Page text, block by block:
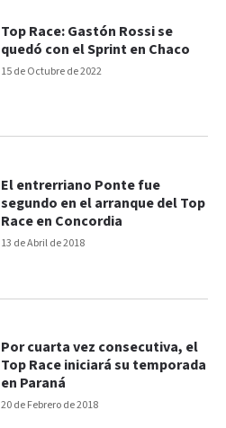
15 de Octubre de 2022
Top Race: Gastón Rossi se
quedó con el Sprint en Chaco
13 de Abril de 2018
El entrerriano Ponte fue
segundo en el arranque del Top
Race en Concordia
20 de Febrero de 2018
Por cuarta vez consecutiva, el
Top Race iniciará su temporada
en Paraná